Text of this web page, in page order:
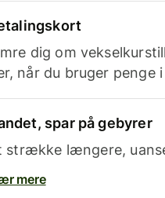
dig om
når du bruger penge
spar på gebyrer
strække længere,
mere